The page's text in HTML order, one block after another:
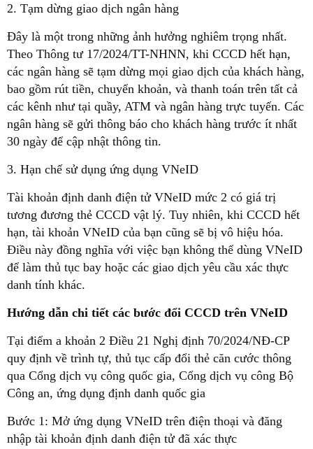
2. Tạm dừng giao dịch ngân hàng
Đây là một trong những ảnh hưởng nghiêm trọng nhất.
Theo Thông tư 17/2024/TT-NHNN, khi CCCD hết hạn,
các ngân hàng sẽ tạm dừng mọi giao dịch của khách hàng,
bao gồm rút tiền, chuyển khoản, và thanh toán trên tất cả
các kênh như tại quầy, ATM và ngân hàng trực tuyến. Các
ngân hàng sẽ gửi thông báo cho khách hàng trước ít nhất
30 ngày để cập nhật thông tin.
3. Hạn chế sử dụng ứng dụng VNeID
Tài khoản định danh điện tử VNeID mức 2 có giá trị
tương đương thẻ CCCD vật lý. Tuy nhiên, khi CCCD hết
hạn, tài khoản VNeID của bạn cũng sẽ bị vô hiệu hóa.
Điều này đồng nghĩa với việc bạn không thể dùng VNeID
để làm thủ tục bay hoặc các giao dịch yêu cầu xác thực
danh tính khác.
Hướng dẫn chi tiết các bước đổi CCCD trên VNeID
Tại điểm a khoản 2 Điều 21 Nghị định 70/2024/NĐ-CP
quy định về trình tự, thủ tục cấp đổi thẻ căn cước thông
qua Cổng dịch vụ công quốc gia, Cổng dịch vụ công Bộ
Công an, ứng dụng định danh quốc gia
Bước 1: Mở ứng dụng VNeID trên điện thoại và đăng
nhập tài khoản định danh điện tử đã xác thực